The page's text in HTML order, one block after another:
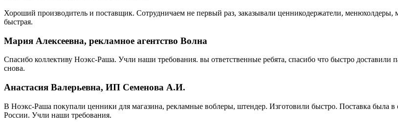
Хороший производитель и поставщик. Сотрудничаем не первый раз, заказывали ценникодержатели, менюхолдеры,
быстрая.
Мария Алексеевна, рекламное агентство Волна
Спасибо коллективу Ноэкс-Раша. Учли наши требования. вы ответственные ребята, спасибо что быстро
снова.
Анастасия Валерьевна, ИП Семенова А.И.
В Ноэкс-Раша покупали ценники для магазина, рекламные воблеры, штендер. Изготовили быстро. Поставка была
России. Учли наши требования.